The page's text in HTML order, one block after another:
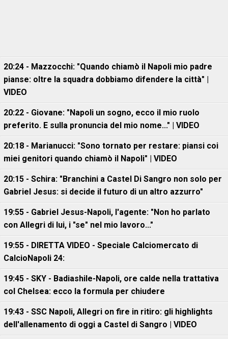
20:24 - Mazzocchi: "Quando chiamò il Napoli mio padre
pianse: oltre la squadra dobbiamo difendere la città" |
VIDEO
20:22 - Giovane: "Napoli un sogno, ecco il mio ruolo
preferito. E sulla pronuncia del mio nome..." | VIDEO
20:18 - Marianucci: "Sono tornato per restare: piansi coi
miei genitori quando chiamò il Napoli" | VIDEO
20:15 - Schira: "Branchini a Castel Di Sangro non solo per
Gabriel Jesus: si decide il futuro di un altro azzurro"
19:55 - Gabriel Jesus-Napoli, l'agente: "Non ho parlato
con Allegri di lui, i "se" nel mio lavoro..."
19:55 - DIRETTA VIDEO - Speciale Calciomercato di
CalcioNapoli 24:
19:45 - SKY - Badiashile-Napoli, ore calde nella trattativa
col Chelsea: ecco la formula per chiudere
19:43 - SSC Napoli, Allegri on fire in ritiro: gli highlights
dell'allenamento di oggi a Castel di Sangro | VIDEO